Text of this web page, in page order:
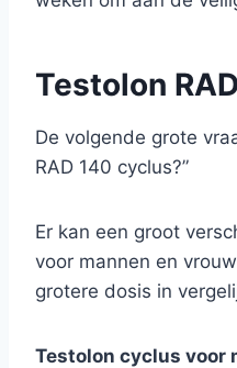
Testolon
De volgende grote
RAD 140 cyclus?”
Er kan een groot
voor mannen en
grotere dosis in
Testolon cyclus voor